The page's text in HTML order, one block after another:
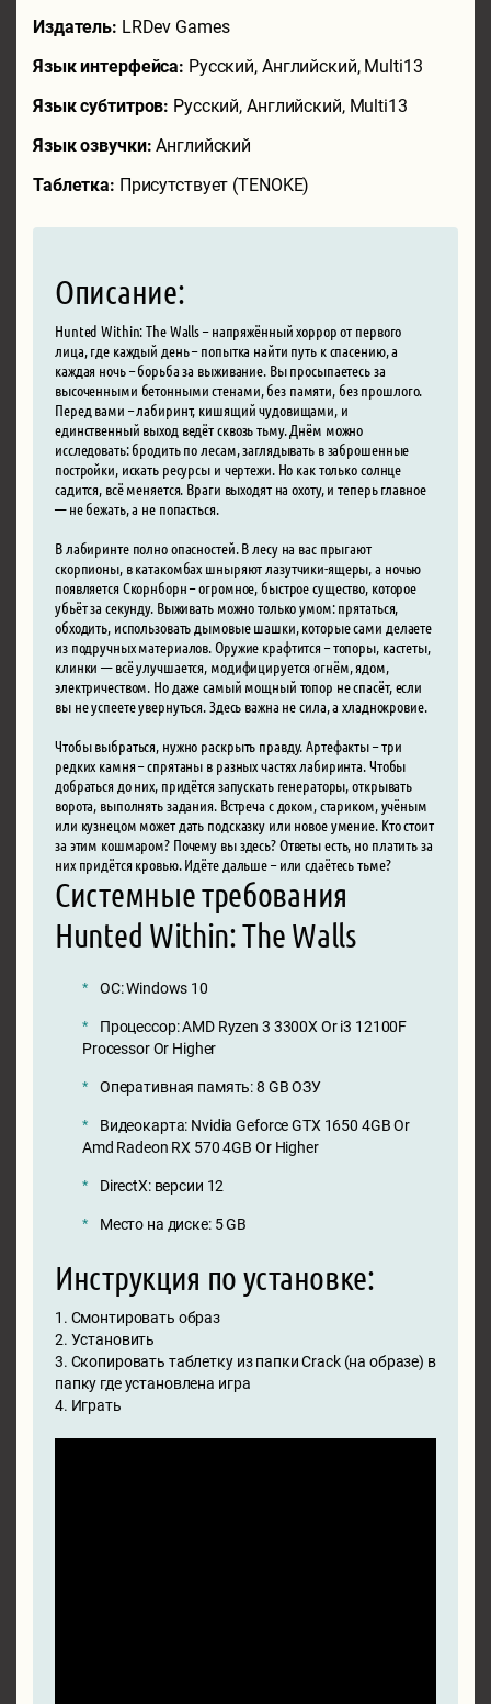
Издатель: LRDev Games
Язык интерфейса: Русский, Английский, Multi13
Язык субтитров: Русский, Английский, Multi13
Язык озвучки:Английский
Таблетка: Присутствует (TENOKE)
Описание:
Hunted Within: The Walls – напряжённый хоррор от первого
лица, где каждый день – попытка найти путь к спасению, а
каждая ночь – борьба за выживание. Вы просыпаетесь за
высоченными бетонными стенами, без памяти, без прошлого.
Перед вами – лабиринт, кишящий чудовищами, и
единственный выход ведёт сквозь тьму. Днём можно
исследовать: бродить по лесам, заглядывать в заброшенные
постройки, искать ресурсы и чертежи. Но как только солнце
садится, всё меняется. Враги выходят на охоту, и теперь главное
— не бежать, а не попасться.
В лабиринте полно опасностей. В лесу на вас прыгают
скорпионы, в катакомбах шныряют лазутчики-ящеры, а ночью
появляется Скорнборн – огромное, быстрое существо, которое
убьёт за секунду. Выживать можно только умом: прятаться,
обходить, использовать дымовые шашки, которые сами делаете
из подручных материалов. Оружие крафтится – топоры, кастеты,
клинки — всё улучшается, модифицируется огнём, ядом,
электричеством. Но даже самый мощный топор не спасёт, если
вы не успеете увернуться. Здесь важна не сила, а хладнокровие.
Чтобы выбраться, нужно раскрыть правду. Артефакты – три
редких камня – спрятаны в разных частях лабиринта. Чтобы
добраться до них, придётся запускать генераторы, открывать
ворота, выполнять задания. Встреча с доком, стариком, учёным
или кузнецом может дать подсказку или новое умение. Кто стоит
за этим кошмаром? Почему вы здесь? Ответы есть, но платить за
них придётся кровью. Идёте дальше – или сдаётесь тьме?
Системные требования
Hunted Within: The Walls
ОС: Windows 10
Процессор: AMD Ryzen 3 3300X Or i3 12100F
Processor Or Higher
Оперативная память: 8 GB ОЗУ
Видеокарта: Nvidia Geforce GTX 1650 4GB Or
Amd Radeon RX 570 4GB Or Higher
DirectX: версии 12
Место на диске: 5 GB
Инструкция по установке:
1. Смонтировать образ
2. Установить
3. Скопировать таблетку из папки Crack (на образе) в
папку где установлена игра
4. Играть